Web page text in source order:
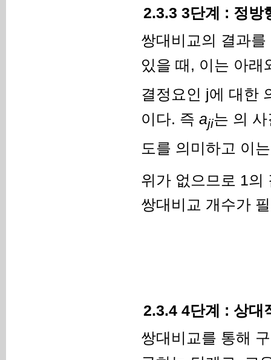
2.3.3 3단계 : 정방
쌍대비교의 결과
있을 때, 이는 아
결정요인 j에 대한
이다. 즉 aji는 의
도를 의미하고 이
위가 없으므로 1
쌍대비교 개수가
2.3.4 4단계 : 상대
쌍대비교를 통해